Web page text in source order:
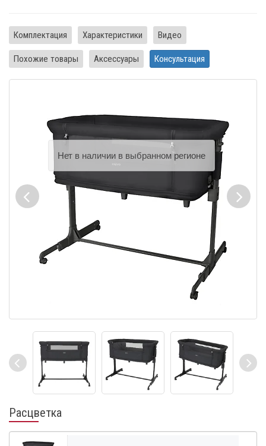
Комплектация Характеристики Видео
Похожие товары Аксессуары Консультация
Расцветка